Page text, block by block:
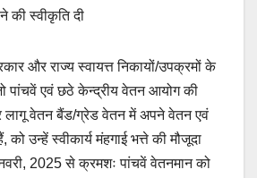
की स्वीकृति दी
और राज्य स्वायत्त निकायों/उपक्रमों के
पांचवें एवं छठे केन्द्रीय वेतन आयोग की
लागू वेतन बैंड/ग्रेड वेतन में अपने वेतन एवं
उन्हें स्वीकार्य मंहगाई भत्ते की मौजूदा
2025 से क्रमशः पांचवें वेतनमान को